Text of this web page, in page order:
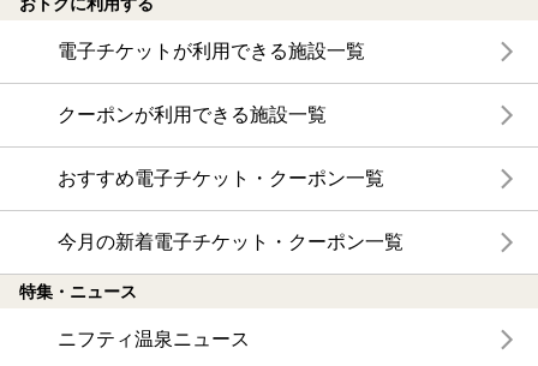
おトクに利用する
電子チケットが利用できる施設一覧
クーポンが利用できる施設一覧
おすすめ電子チケット・クーポン一覧
今月の新着電子チケット・クーポン一覧
特集・ニュース
ニフティ温泉ニュース